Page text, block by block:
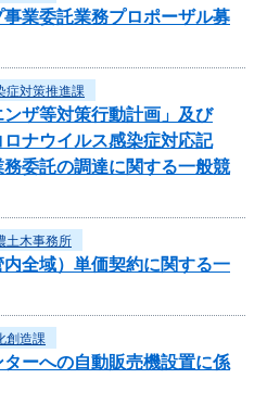
業委託業務プロポーザル募
症対策推進課
ンザ等対策行動計画」及び
ロナウイルス感染症対応記
委託の調達に関する一般競
土木事務所
全域）単価契約に関する一
創造課
ーへの自動販売機設置に係